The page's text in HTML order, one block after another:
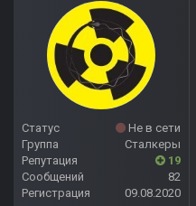
Статус
Не в сети
Группа
Сталкеры
Репутация
19
Сообщений
82
Регистрация
09.08.2020